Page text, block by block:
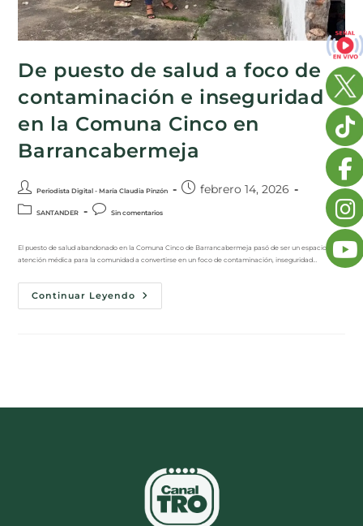
De puesto de salud a foco de
contaminación e inseguridad
en la Comuna Cinco en
Barrancabermeja
Periodista Digital - María Claudia Pinzón febrero 14, 2026
SANTANDER Sin comentarios
El puesto de salud abandonado en la Comuna Cinco de Barrancabermeja pasó de ser un espacio de
atención médica para la comunidad a convertirse en un foco de contaminación, inseguridad…
Continuar Leyendo